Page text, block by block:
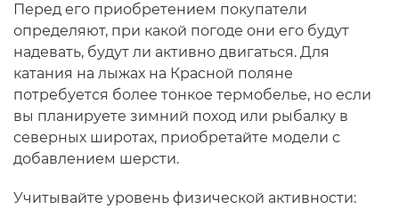
Перед его приобретением покупатели
определяют, при какой погоде они его будут
надевать, будут ли активно двигаться. Для
катания на лыжах на Красной поляне
потребуется более тонкое термобелье, но если
вы планируете зимний поход или рыбалку в
северных широтах, приобретайте модели с
добавлением шерсти.
Учитывайте уровень физической активности: